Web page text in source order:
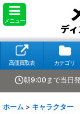
メニュー
デ
高価買取表 カテゴリ
朝9:00まで当日
ホーム > キャラクター